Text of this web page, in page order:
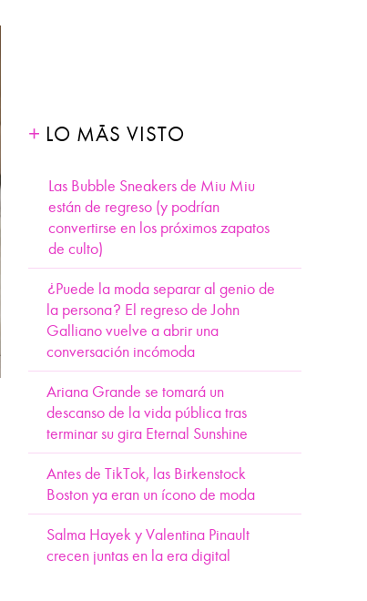
LO MÁS VISTO
Las Bubble Sneakers de Miu Miu
están de regreso (y podrían
convertirse en los próximos zapatos
de culto)
¿Puede la moda separar al genio de
la persona? El regreso de John
Galliano vuelve a abrir una
conversación incómoda
Ariana Grande se tomará un
descanso de la vida pública tras
terminar su gira Eternal Sunshine
Antes de TikTok, las Birkenstock
Boston ya eran un ícono de moda
Salma Hayek y Valentina Pinault
crecen juntas en la era digital